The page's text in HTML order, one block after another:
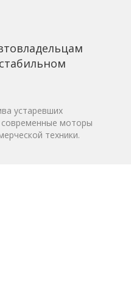
устаревших
современные моторы
техники.